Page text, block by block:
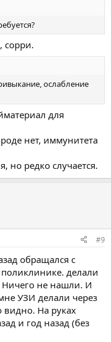
сорри.
ослабление
для
нет, иммунитета
но редко случается.
#9
обращался с
делали
Ничего не нашли. И
УЗИ делали через
видно. На руках
и год назад (без